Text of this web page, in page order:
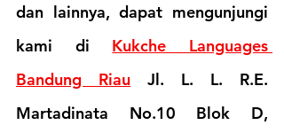
dan lainnya, dapat mengunjungi
kami di Kukche Languages
Bandung Riau
Jl. L. L. R.E.
Martadinata No.10 Blok D,